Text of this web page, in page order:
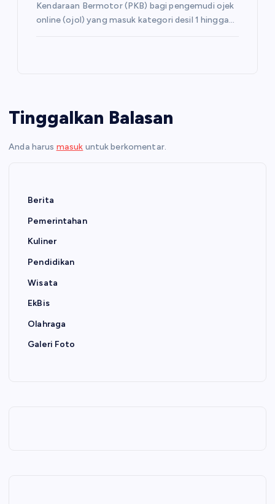
Kendaraan Bermotor (PKB) bagi pengemudi ojek
online (ojol) yang masuk kategori desil 1 hingga…
Tinggalkan Balasan
Anda harus masuk untuk berkomentar.
Berita
Pemerintahan
Kuliner
Pendidikan
Wisata
EkBis
Olahraga
Galeri Foto